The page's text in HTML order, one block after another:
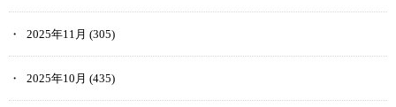
2025年11月 (305)
2025年10月 (435)